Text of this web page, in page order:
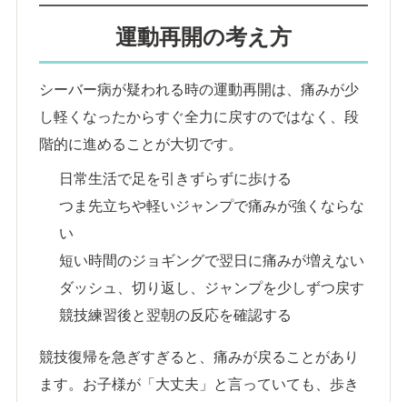
運動再開の考え方
シーバー病が疑われる時の運動再開は、痛みが少
し軽くなったからすぐ全力に戻すのではなく、段
階的に進めることが大切です。
日常生活で足を引きずらずに歩ける
つま先立ちや軽いジャンプで痛みが強くならな
い
短い時間のジョギングで翌日に痛みが増えない
ダッシュ、切り返し、ジャンプを少しずつ戻す
競技練習後と翌朝の反応を確認する
競技復帰を急ぎすぎると、痛みが戻ることがあり
ます。お子様が「大丈夫」と言っていても、歩き